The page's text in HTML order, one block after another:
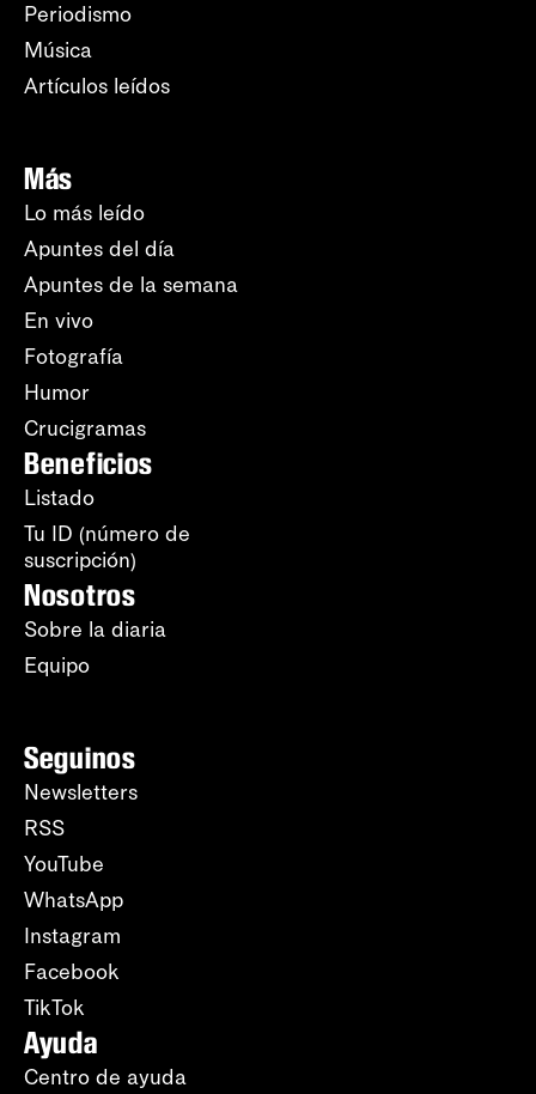
Periodismo
Música
Artículos leídos
Más
Lo más leído
Apuntes del día
Apuntes de la semana
En vivo
Fotografía
Humor
Crucigramas
Beneficios
Listado
Tu ID (número de
suscripción)
Nosotros
Sobre la diaria
Equipo
Seguinos
Newsletters
RSS
YouTube
WhatsApp
Instagram
Facebook
TikTok
Ayuda
Centro de ayuda